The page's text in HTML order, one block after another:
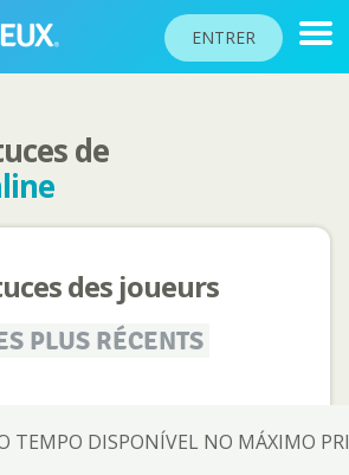
ENTRER
de
des joueurs
PLUS RÉCENTS
TEMPO DISPONÍVEL NO MÁXIMO